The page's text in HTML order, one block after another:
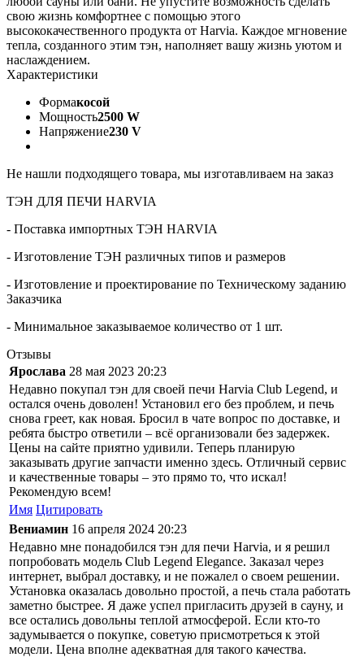
свою жизнь комфортнее с помощью этого
высококачественного продукта от Harvia. Каждое мгновение
тепла, созданного этим тэн, наполняет вашу жизнь уютом и
наслаждением.
Характеристики
Формакосой
Мощность2500 W
Напряжение230 V
Не нашли подходящего товара, мы изготавливаем на заказ
ТЭН ДЛЯ ПЕЧИ HARVIA
- Поставка импортных ТЭН HARVIA
- Изготовление ТЭН различных типов и размеров
- Изготовление и проектирование по Техническому заданию
Заказчика
- Минимальное заказываемое количество от 1 шт.
Отзывы
Ярослава 28 мая 2023 20:23
Недавно покупал тэн для своей печи Harvia Club Legend, и
остался очень доволен! Установил его без проблем, и печь
снова греет, как новая. Бросил в чате вопрос по доставке, и
ребята быстро ответили – всё организовали без задержек.
Цены на сайте приятно удивили. Теперь планирую
заказывать другие запчасти именно здесь. Отличный сервис
и качественные товары – это прямо то, что искал!
Рекомендую всем!
Имя Цитировать
Вениамин 16 апреля 2024 20:23
Недавно мне понадобился тэн для печи Harvia, и я решил
попробовать модель Club Legend Elegance. Заказал через
интернет, выбрал доставку, и не пожалел о своем решении.
Установка оказалась довольно простой, а печь стала работать
заметно быстрее. Я даже успел пригласить друзей в сауну, и
все остались довольны теплой атмосферой. Если кто-то
задумывается о покупке, советую присмотреться к этой
модели. Цена вполне адекватная для такого качества.